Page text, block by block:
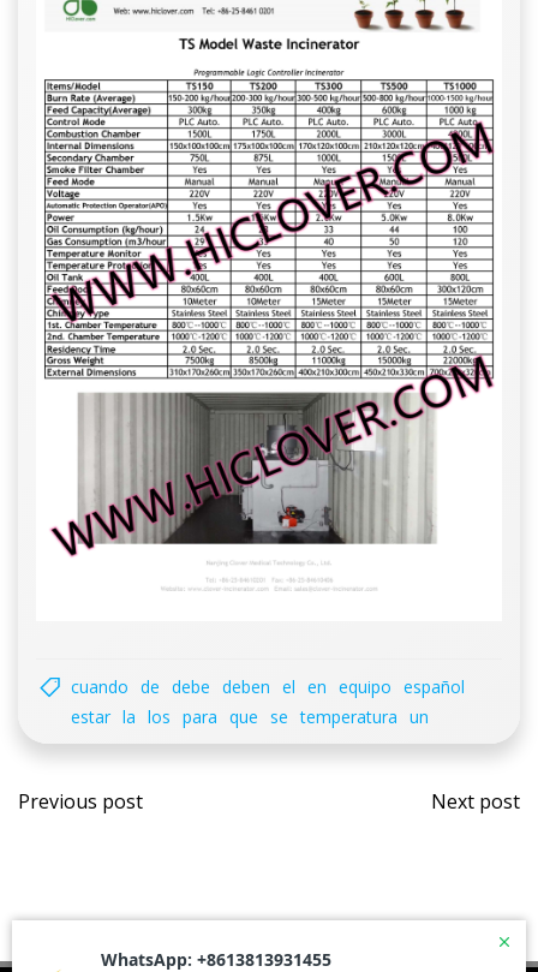
cuando de debe deben el en equipo español
estar la los para que se temperatura un
Post
Previous post
Post
Next post